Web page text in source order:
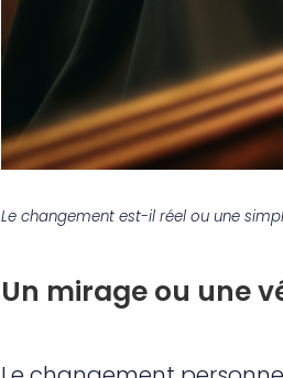
Le changement est-il réel ou une
Un mirage ou une